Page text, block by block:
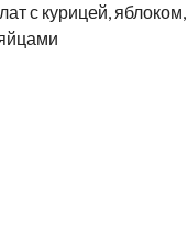
с курицей, яблоком,